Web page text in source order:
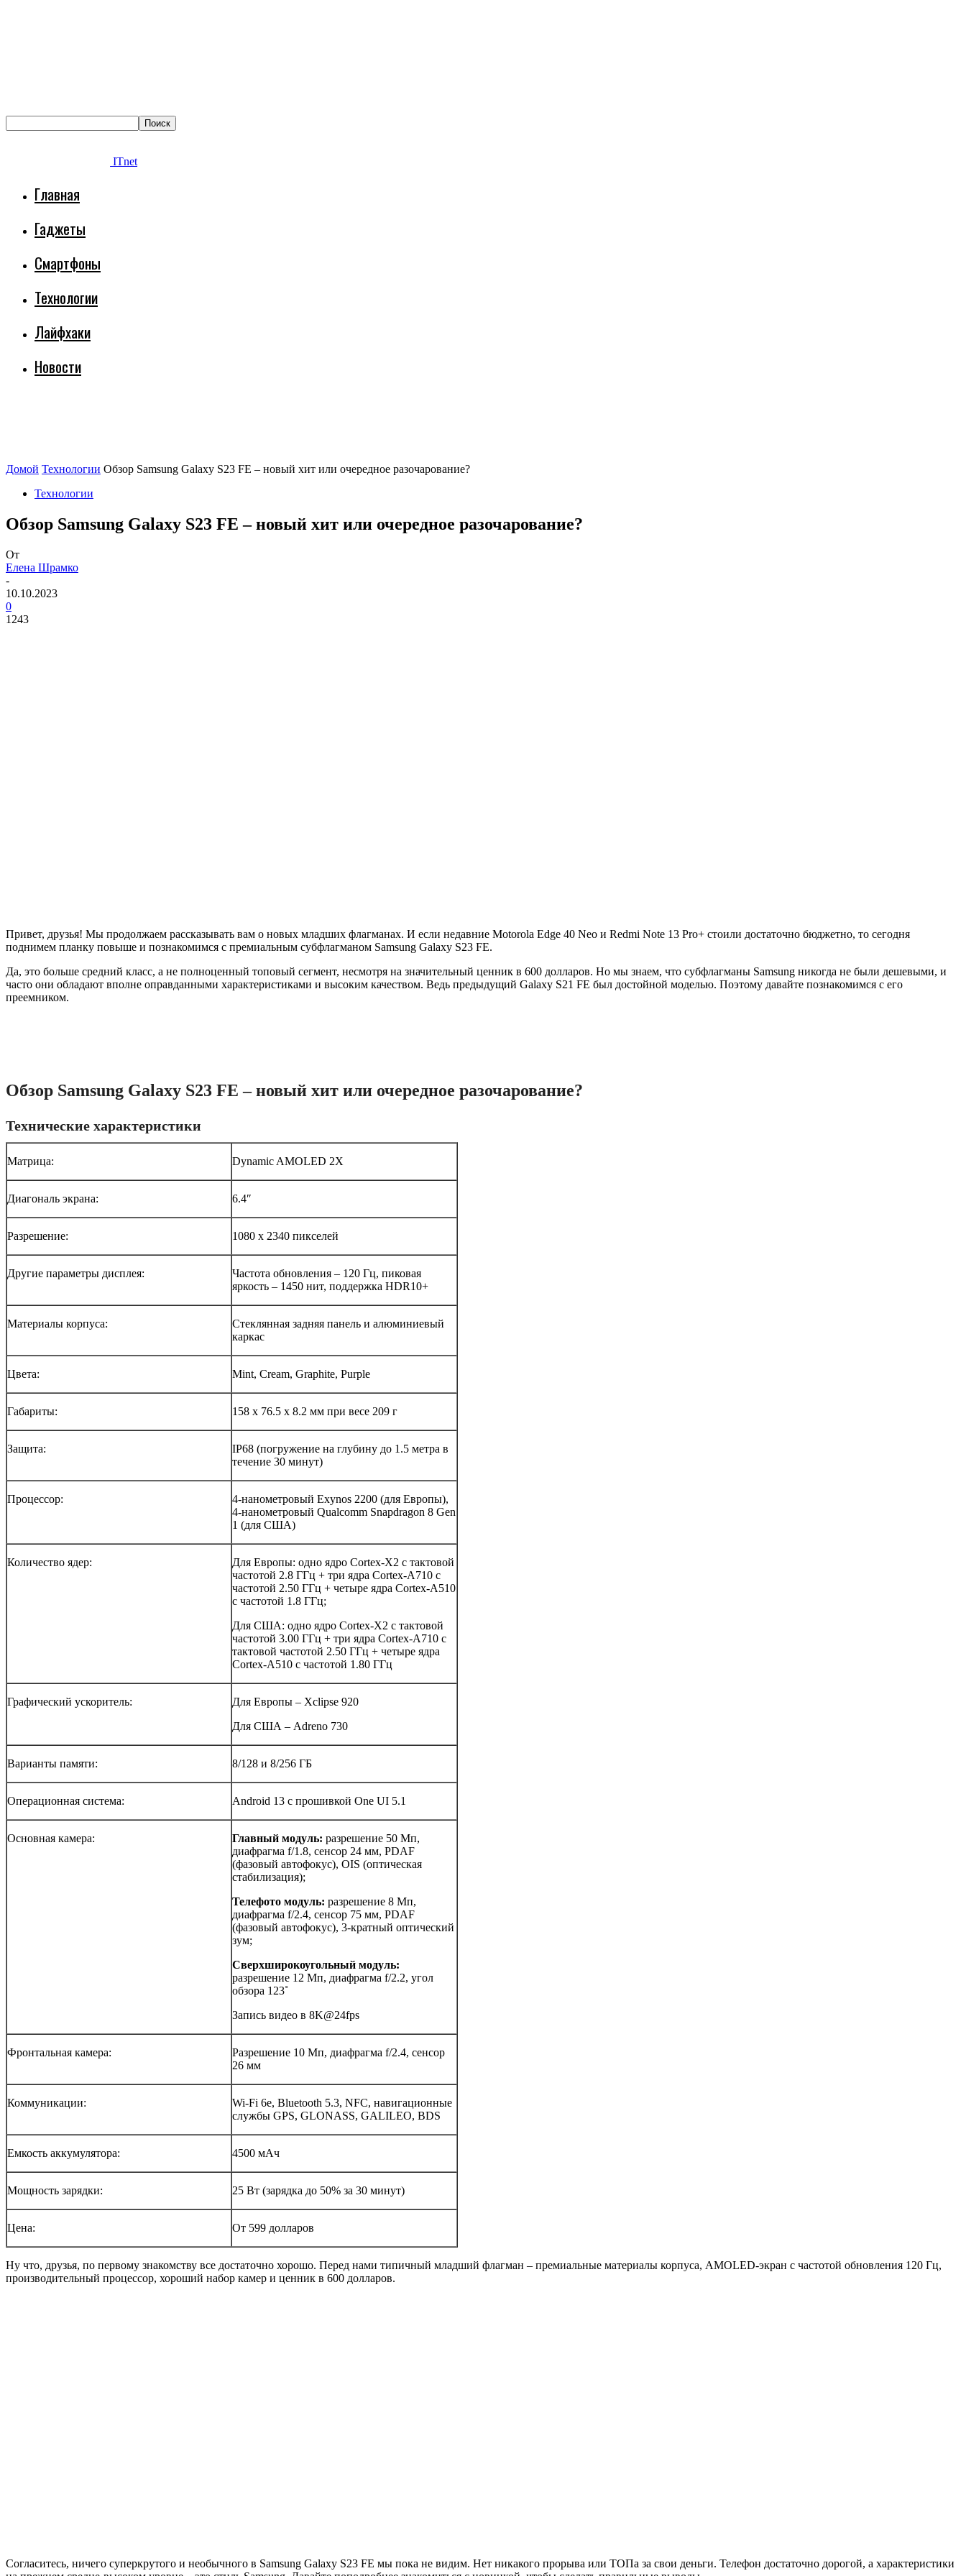
ITnet
Главная
Гаджеты
Смартфоны
Технологии
Лайфхаки
Новости
Домой Технологии Обзор Samsung Galaxy S23 FE – новый хит или очередное разочарование?
Технологии
Обзор Samsung Galaxy S23 FE – новый хит или очередное разочарование?
От
Елена Шрамко
-
10.10.2023
0
1243
Привет, друзья! Мы продолжаем рассказывать вам о новых младших флагманах. И если недавние Motorola Edge 40 Neo и Redmi Note 13 Pro+ стоили достаточно бюджетно, то сегодня
поднимем планку повыше и познакомимся с премиальным субфлагманом Samsung Galaxy S23 FE.
Да, это больше средний класс, а не полноценный топовый сегмент, несмотря на значительный ценник в 600 долларов. Но мы знаем, что субфлагманы Samsung никогда не были дешевыми, и
часто они обладают вполне оправданными характеристиками и высоким качеством. Ведь предыдущий Galaxy S21 FE был достойной моделью. Поэтому давайте познакомимся с его
преемником.
Обзор Samsung Galaxy S23 FE – новый хит или очередное разочарование?
Технические характеристики
Матрица: Dynamic AMOLED 2X
Диагональ экрана: 6.4″
Разрешение: 1080 x 2340 пикселей
Другие параметры дисплея:
Частота обновления – 120 Гц, пиковая
яркость – 1450 нит, поддержка HDR10+
Материалы корпуса:
Стеклянная задняя панель и алюминиевый
каркас
Цвета: Mint, Cream, Graphite, Purple
Габариты: 158 x 76.5 x 8.2 мм при весе 209 г
Защита:
IP68 (погружение на глубину до 1.5 метра в
течение 30 минут)
Процессор:
4-нанометровый Exynos 2200 (для Европы),
4-нанометровый Qualcomm Snapdragon 8 Gen
1 (для США)
Количество ядер:
Для Европы: одно ядро Cortex-X2 с тактовой
частотой 2.8 ГГц + три ядра Cortex-A710 с
частотой 2.50 ГГц + четыре ядра Cortex-A510
с частотой 1.8 ГГц;
Для США: одно ядро Cortex-X2 с тактовой
частотой 3.00 ГГц + три ядра Cortex-A710 с
тактовой частотой 2.50 ГГц + четыре ядра
Cortex-A510 с частотой 1.80 ГГц
Графический ускоритель:
Для Европы – Xclipse 920
Для США – Adreno 730
Варианты памяти: 8/128 и 8/256 ГБ
Операционная система: Android 13 с прошивкой One UI 5.1
Основная камера: Главный модуль: разрешение 50 Мп,
диафрагма f/1.8, сенсор 24 мм, PDAF
(фазовый автофокус), OIS (оптическая
стабилизация);
Телефото модуль: разрешение 8 Мп,
диафрагма f/2.4, сенсор 75 мм, PDAF
(фазовый автофокус), 3-кратный оптический
зум;
Сверхширокоугольный модуль:
разрешение 12 Мп, диафрагма f/2.2, угол
обзора 123˚
Запись видео в 8K@24fps
Фронтальная камера:
Разрешение 10 Мп, диафрагма f/2.4, сенсор
26 мм
Коммуникации:
Wi-Fi 6e, Bluetooth 5.3, NFC, навигационные
службы GPS, GLONASS, GALILEO, BDS
Емкость аккумулятора: 4500 мАч
Мощность зарядки: 25 Вт (зарядка до 50% за 30 минут)
Цена: От 599 долларов
Ну что, друзья, по первому знакомству все достаточно хорошо. Перед нами типичный младший флагман – премиальные материалы корпуса, AMOLED-экран с частотой обновления 120 Гц,
производительный процессор, хороший набор камер и ценник в 600 долларов.
Согласитесь, ничего суперкрутого и необычного в Samsung Galaxy S23 FE мы пока не видим. Нет никакого прорыва или ТОПа за свои деньги. Телефон достаточно дорогой, а характеристики